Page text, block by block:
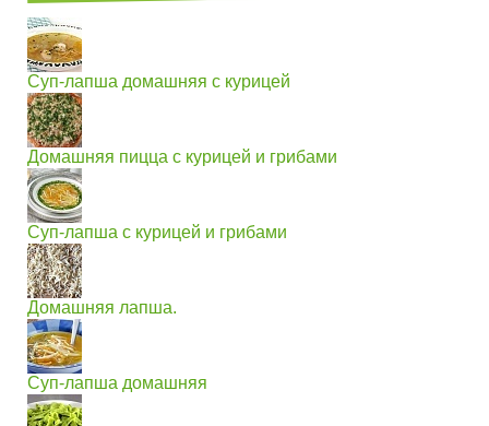
Суп-лапша домашняя с курицей
Домашняя пицца с курицей и грибами
Суп-лапша с курицей и грибами
Домашняя лапша.
Суп-лапша домашняя